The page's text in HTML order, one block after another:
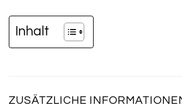
Inhalt
ZUSÄTZLICHE